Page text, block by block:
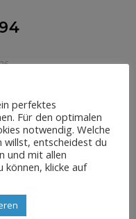
perfektes
Für den optimalen
notwendig. Welche
willst, entscheidest du
und mit allen
können, klicke auf